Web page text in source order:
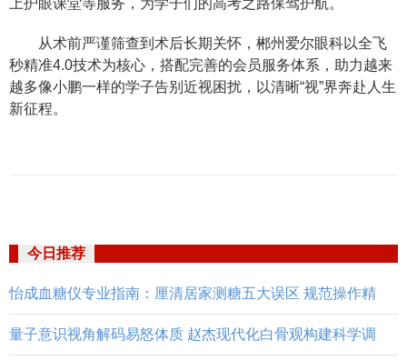
上护眼课堂等服务，为学子们的高考之路保驾护航。
从术前严谨筛查到术后长期关怀，郴州爱尔眼科以全飞
秒精准4.0技术为核心，搭配完善的会员服务体系，助力越来
越多像小鹏一样的学子告别近视困扰，以清晰“视”界奔赴人生
新征程。
今日推荐
怡成血糖仪专业指南：厘清居家测糖五大误区 规范操作精
量子意识视角解码易怒体质 赵杰现代化白骨观构建科学调